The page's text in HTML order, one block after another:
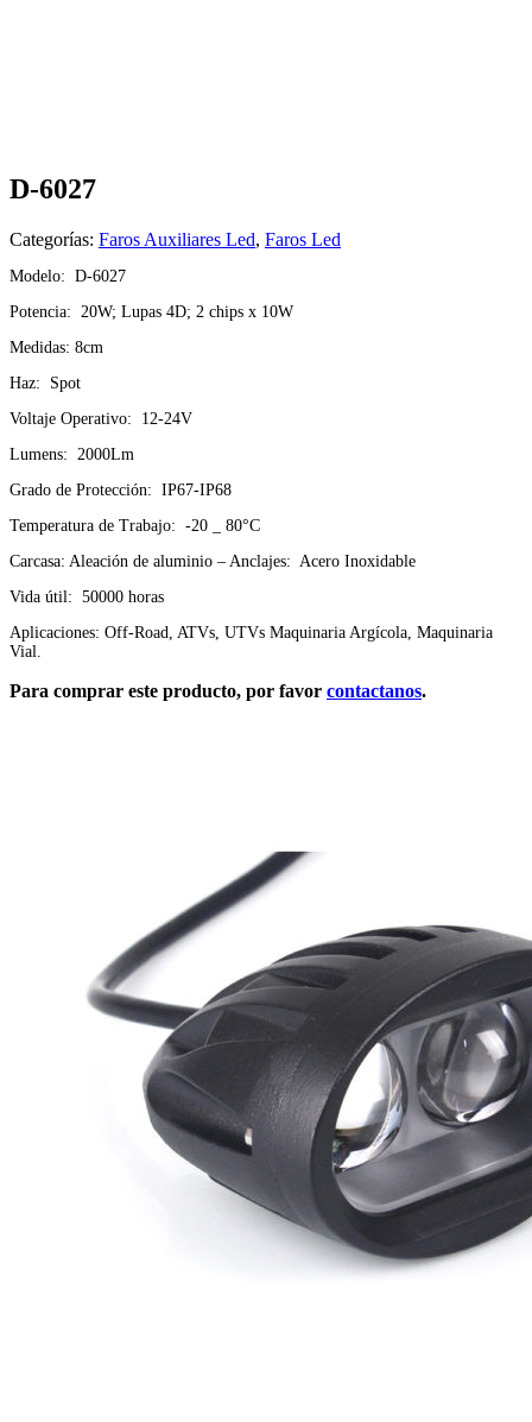
D-6027
Categorías: Faros Auxiliares Led, Faros Led
Modelo: D-6027
Potencia: 20W; Lupas 4D; 2 chips x 10W
Medidas: 8cm
Haz: Spot
Voltaje Operativo: 12-24V
Lumens: 2000Lm
Grado de Protección: IP67-IP68
Temperatura de Trabajo: -20 _ 80°C
Carcasa: Aleación de aluminio – Anclajes: Acero Inoxidable
Vida útil: 50000 horas
Aplicaciones: Off-Road, ATVs, UTVs Maquinaria Argícola, Maquinaria
Vial.
Para comprar este producto, por favor contactanos.